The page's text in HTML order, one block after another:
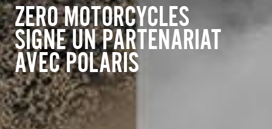
ZERO MOTORCYCLES
SIGNE UN PARTENARIAT
AVEC POLARIS